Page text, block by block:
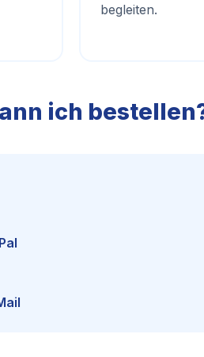
begleiten.
ich